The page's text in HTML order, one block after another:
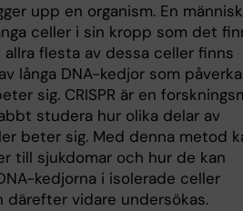
upp en organism. En
celler i sin kropp som det
flesta av dessa celler finns
långa DNA-kedjor som
sig. CRISPR är en
studera hur olika delar av
beter sig. Med denna metod
till sjukdomar och hur de kan
kedjorna i isolerade celler
vidare undersökas.